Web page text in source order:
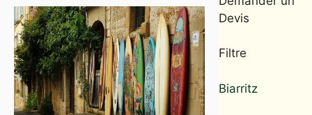
Devis
Filtre
Biarritz